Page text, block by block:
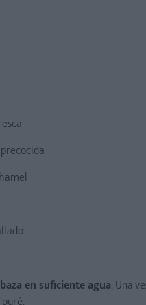
en suficiente agua. Una